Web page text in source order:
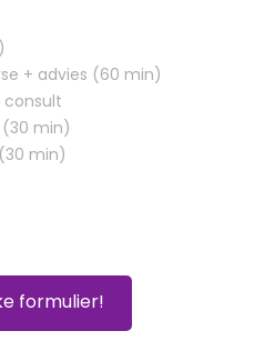
+ advies (60 min)
consult
min)
min)
formulier!